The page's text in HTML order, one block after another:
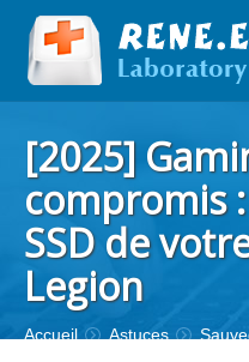
[2025]
compromis
SSD de
Legion
Vous êtes ici :
Accueil Astuces